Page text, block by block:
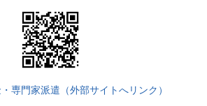
専門家派遣（外部サイトへリンク）